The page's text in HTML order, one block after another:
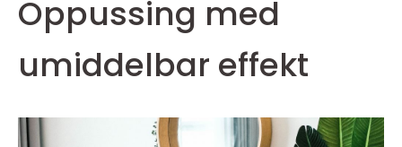
Oppussing med
umiddelbar effekt